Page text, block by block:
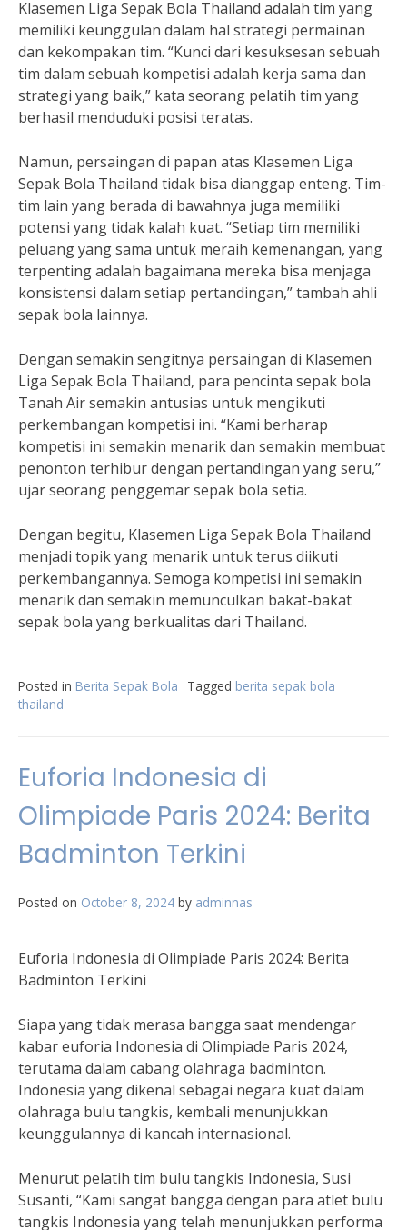
Klasemen Liga Sepak Bola Thailand adalah tim yang
memiliki keunggulan dalam hal strategi permainan
dan kekompakan tim. “Kunci dari kesuksesan sebuah
tim dalam sebuah kompetisi adalah kerja sama dan
strategi yang baik,” kata seorang pelatih tim yang
berhasil menduduki posisi teratas.
Namun, persaingan di papan atas Klasemen Liga
Sepak Bola Thailand tidak bisa dianggap enteng. Tim-
tim lain yang berada di bawahnya juga memiliki
potensi yang tidak kalah kuat. “Setiap tim memiliki
peluang yang sama untuk meraih kemenangan, yang
terpenting adalah bagaimana mereka bisa menjaga
konsistensi dalam setiap pertandingan,” tambah ahli
sepak bola lainnya.
Dengan semakin sengitnya persaingan di Klasemen
Liga Sepak Bola Thailand, para pencinta sepak bola
Tanah Air semakin antusias untuk mengikuti
perkembangan kompetisi ini. “Kami berharap
kompetisi ini semakin menarik dan semakin membuat
penonton terhibur dengan pertandingan yang seru,”
ujar seorang penggemar sepak bola setia.
Dengan begitu, Klasemen Liga Sepak Bola Thailand
menjadi topik yang menarik untuk terus diikuti
perkembangannya. Semoga kompetisi ini semakin
menarik dan semakin memunculkan bakat-bakat
sepak bola yang berkualitas dari Thailand.
Posted in Berita Sepak Bola Tagged berita sepak bola
thailand
Euforia Indonesia di
Olimpiade Paris 2024: Berita
Badminton Terkini
Posted on October 8, 2024 by adminnas
Euforia Indonesia di Olimpiade Paris 2024: Berita
Badminton Terkini
Siapa yang tidak merasa bangga saat mendengar
kabar euforia Indonesia di Olimpiade Paris 2024,
terutama dalam cabang olahraga badminton.
Indonesia yang dikenal sebagai negara kuat dalam
olahraga bulu tangkis, kembali menunjukkan
keunggulannya di kancah internasional.
Menurut pelatih tim bulu tangkis Indonesia, Susi
Susanti, “Kami sangat bangga dengan para atlet bulu
tangkis Indonesia yang telah menunjukkan performa